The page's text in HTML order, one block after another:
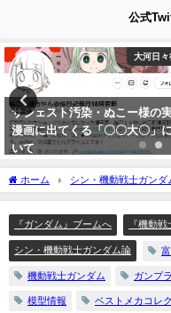
公式
Web多事
市川大河のweb多事争論『夢
くえ』
2021年7月1日
ホーム シン・機動戦士ガンダ
ムへ
『シン・機動戦士ガンダム
『ガンダム』ブームへ 『機動戦
シン・機動戦士ガンダム論
機動戦士ガンダム ガンプラ
模型情報 ベストメカコレ